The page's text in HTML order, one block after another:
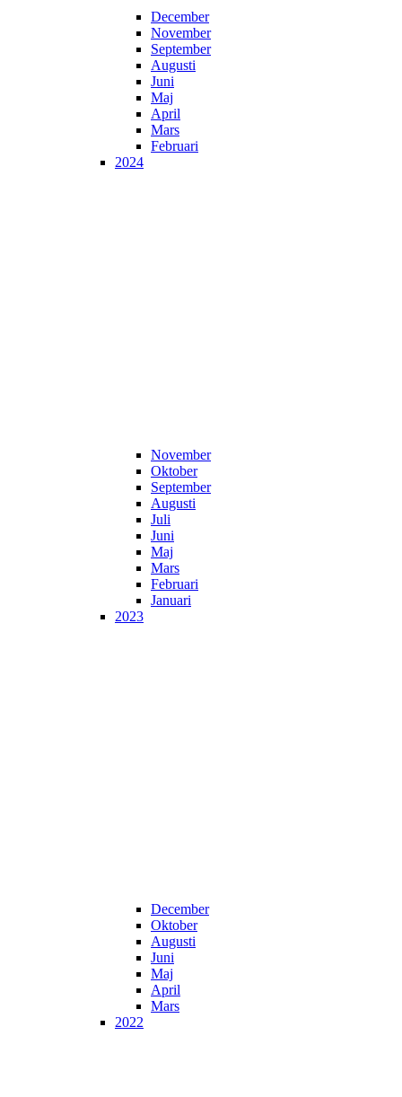
December
November
September
Augusti
Juni
Maj
April
Mars
Februari
2024
November
Oktober
September
Augusti
Juli
Juni
Maj
Mars
Februari
Januari
2023
December
Oktober
Augusti
Juni
Maj
April
Mars
2022